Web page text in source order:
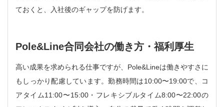
ておくと、入社後のギャップを防げます。
Pole&Line合同会社の働き方・福利厚生
高い成果を求められる仕事ですが、Pole&Lineは働きやすさに
もしっかり配慮しています。勤務時間は10:00〜19:00で、コ
アタイム11:00〜15:00・フレキシブルタイム8:00〜22:00の